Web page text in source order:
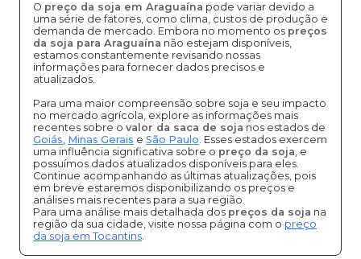
O preço da soja em Araguaína pode variar devido a
uma série de fatores, como clima, custos de produção e
demanda de mercado. Embora no momento os preços
da soja para Araguaína não estejam disponíveis,
estamos constantemente revisando nossas
informações para fornecer dados precisos e
atualizados.
Para uma maior compreensão sobre soja e seu impacto
no mercado agrícola, explore as informações mais
recentes sobre o valor da saca de soja nos estados de
Goiás, Minas Gerais e São Paulo. Esses estados exercem
uma influência significativa sobre o preço da soja, e
possuímos dados atualizados disponíveis para eles.
Continue acompanhando as últimas atualizações, pois
em breve estaremos disponibilizando os preços e
análises mais recentes para a sua região.
Para uma análise mais detalhada dos preços da soja na
região da sua cidade, visite nossa página com o preço
da soja em Tocantins.